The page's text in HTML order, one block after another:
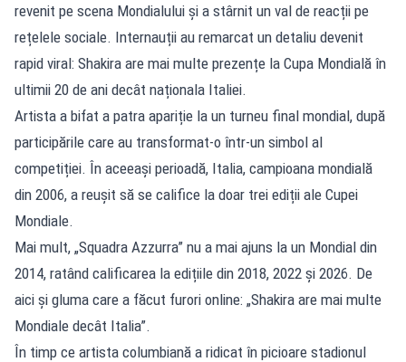
revenit pe scena Mondialului și a stârnit un val de reacții pe
rețelele sociale. Internauții au remarcat un detaliu devenit
rapid viral: Shakira are mai multe prezențe la Cupa Mondială în
ultimii 20 de ani decât naționala Italiei.
Artista a bifat a patra apariție la un turneu final mondial, după
participările care au transformat-o într-un simbol al
competiției. În aceeași perioadă, Italia, campioana mondială
din 2006, a reușit să se califice la doar trei ediții ale Cupei
Mondiale.
Mai mult, „Squadra Azzurra” nu a mai ajuns la un Mondial din
2014, ratând calificarea la edițiile din 2018, 2022 și 2026. De
aici și gluma care a făcut furori online: „Shakira are mai multe
Mondiale decât Italia”.
În timp ce artista columbiană a ridicat în picioare stadionul